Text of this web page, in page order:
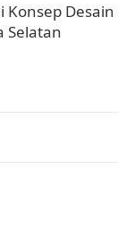
Konsep Desain
Selatan